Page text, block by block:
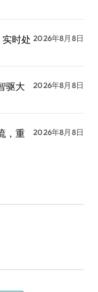
时处 2026年8月8日
驱大
2026年8月8日
，重
2026年8月8日